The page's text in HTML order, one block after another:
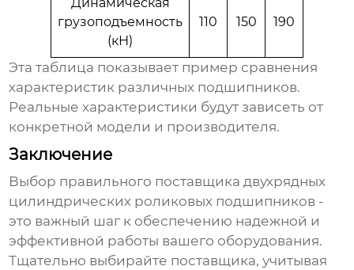
грузоподъемность
(кН)
110 150 190
Эта таблица показывает пример сравнения
характеристик различных подшипников.
Реальные характеристики будут зависеть от
конкретной модели и производителя.
Заключение
Выбор правильного поставщика двухрядных
цилиндрических роликовых подшипников -
это важный шаг к обеспечению надежной и
эффективной работы вашего оборудования.
Тщательно выбирайте поставщика, учитывая